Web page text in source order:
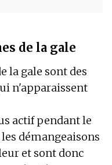
de la gale
la gale sont des
n'apparaissent
actif pendant le
démangeaisons
et sont donc